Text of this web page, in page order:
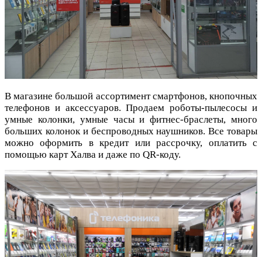
В магазине большой ассортимент смартфонов, кнопочных
телефонов и аксессуаров. Продаем роботы-пылесосы и
умные колонки, умные часы и фитнес-браслеты, много
больших колонок и беспроводных наушников. Все товары
можно оформить в кредит или рассрочку, оплатить с
помощью карт Халва и даже по QR-коду.